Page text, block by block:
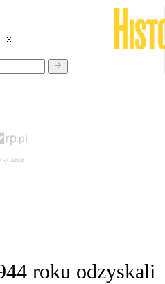
roku odzyskali